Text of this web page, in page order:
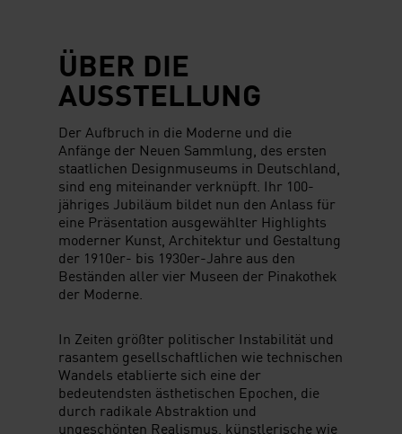
ÜBER DIE
AUSSTELLUNG
Der Aufbruch in die Moderne und die
Anfänge der Neuen Sammlung, des ersten
staatlichen Designmuseums in Deutschland,
sind eng miteinander verknüpft. Ihr 100-
jähriges Jubiläum bildet nun den Anlass für
eine Präsentation ausgewählter Highlights
moderner Kunst, Architektur und Gestaltung
der 1910er- bis 1930er-Jahre aus den
Beständen aller vier Museen der Pinakothek
der Moderne.
In Zeiten größter politischer Instabilität und
rasantem gesellschaftlichen wie technischen
Wandels etablierte sich eine der
bedeutendsten ästhetischen Epochen, die
durch radikale Abstraktion und
ungeschönten Realismus, künstlerische wie